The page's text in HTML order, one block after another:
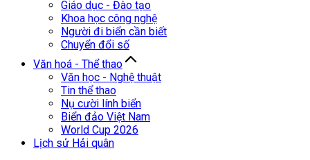
Giáo dục - Đào tạo
Khoa học công nghệ
Người đi biển cần biết
Chuyển đổi số
Văn hoá - Thể thao
Văn học - Nghệ thuật
Tin thể thao
Nụ cười lính biển
Biển đảo Việt Nam
World Cup 2026
Lịch sử Hải quân